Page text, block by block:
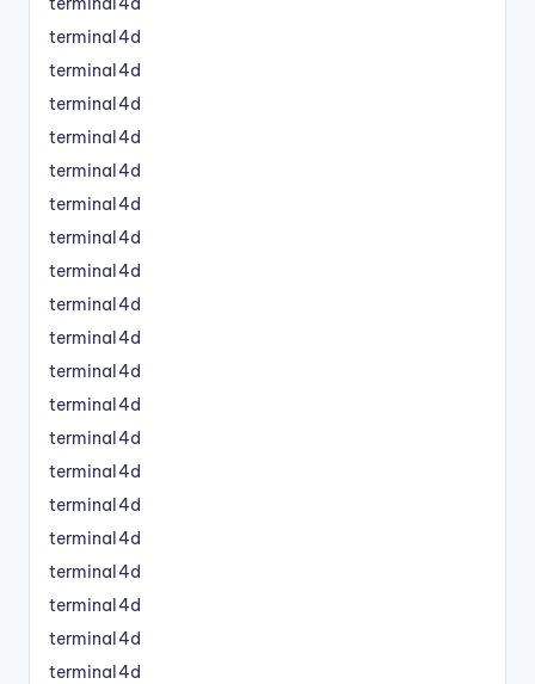
terminal4d
terminal4d
terminal4d
terminal4d
terminal4d
terminal4d
terminal4d
terminal4d
terminal4d
terminal4d
terminal4d
terminal4d
terminal4d
terminal4d
terminal4d
terminal4d
terminal4d
terminal4d
terminal4d
terminal4d